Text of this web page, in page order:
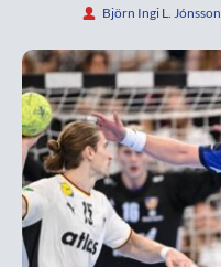
Björn Ingi L. Jónsson